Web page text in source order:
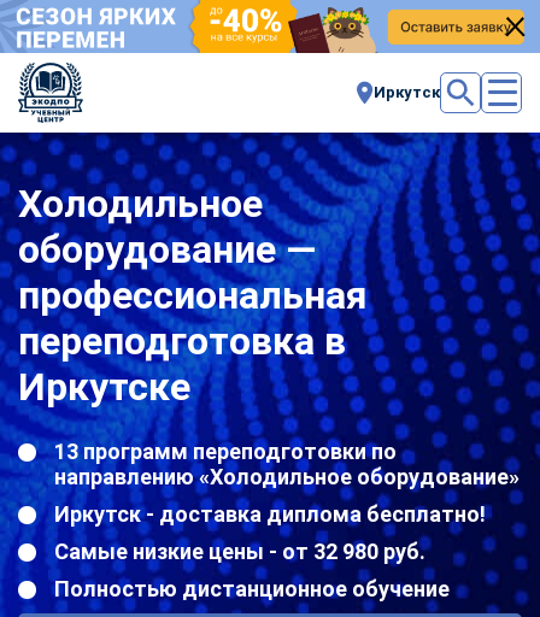
Иркутск
Холодильное
оборудование —
профессиональная
переподготовка в
Иркутске
13 программ переподготовки по
направлению «Холодильное оборудование»
Иркутск - доставка диплома бесплатно!
Самые низкие цены - от 32 980 руб.
Полностью дистанционное обучение